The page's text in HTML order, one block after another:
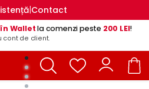
|Contact
Walletla comenzi peste 200 LEI!
cont de client.